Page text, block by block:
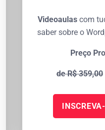
Videoaulas com
saber sobre o
Preço
de R$ 359,00